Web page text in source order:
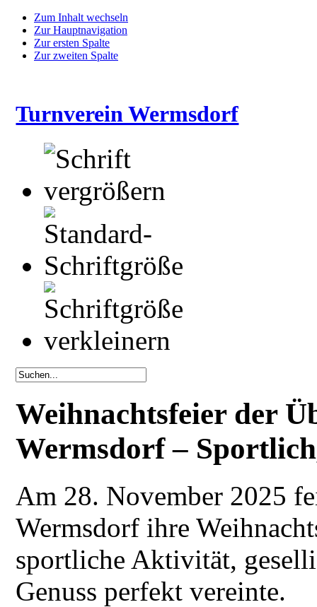
Zum Inhalt wechseln
Zur Hauptnavigation
Zur ersten Spalte
Zur zweiten Spalte
Turnverein Wermsdorf
Weihnachtsfeier der
Wermsdorf –
Am 28. November 2025
Wermsdorf ihre
sportliche Aktivität,
Genuss perfekt vereinte.